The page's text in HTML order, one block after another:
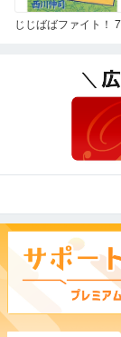
じじばばファイト！ 7